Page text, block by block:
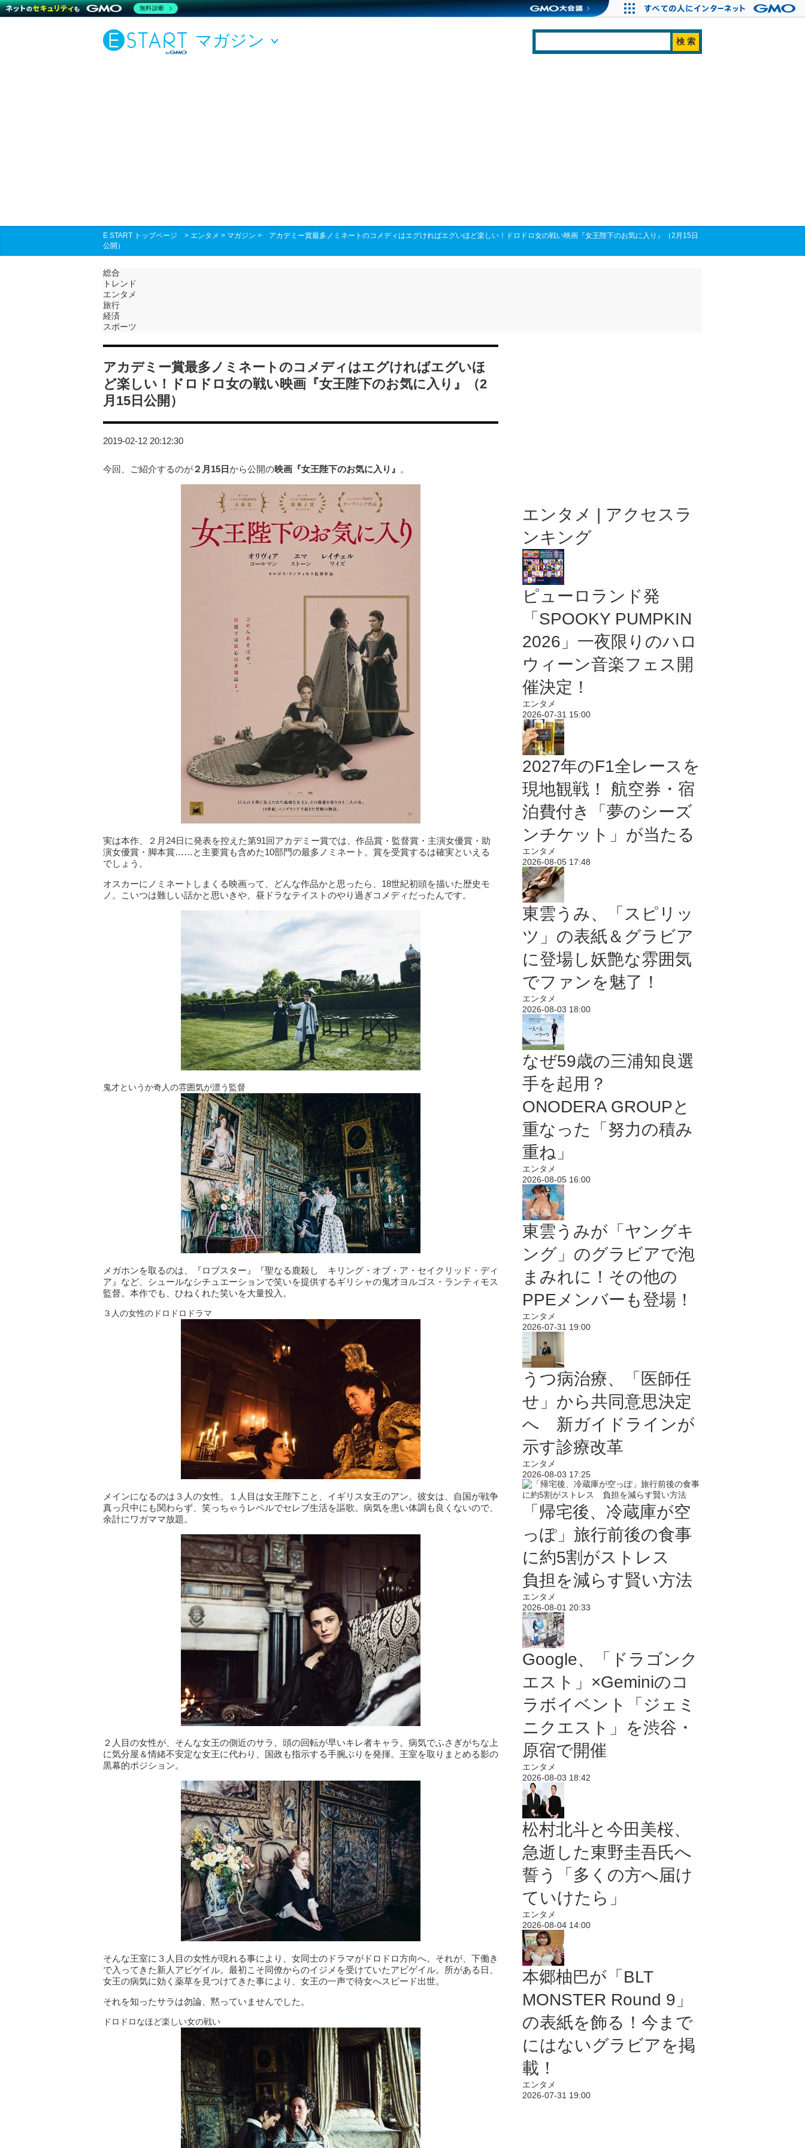
マガジン
E START トップページ > エンタメ > マガジン > アカデミー賞最多ノミネートのコメディはエグければエグいほど楽しい！ドロドロ女の戦い映画『女王陛下のお気に入り』（2月15日
公開）
総合
トレンド
エンタメ
旅行
経済
スポーツ
アカデミー賞最多ノミネートのコメディはエグければエグいほ
ど楽しい！ドロドロ女の戦い映画『女王陛下のお気に入り』（2
月15日公開）
2019-02-12 20:12:30
今回、ご紹介するのが ２月15日から公開の映画『女王陛下のお気に入り』 。
実は本作、２月24日に発表を控えた第91回アカデミー賞では、作品賞・監督賞・主演女優賞・助
演女優賞・脚本賞……と主要賞も含めた10部門の最多ノミネート。賞を受賞するは確実といえる
でしょう。
オスカーにノミネートしまくる映画って、どんな作品かと思ったら、18世紀初頭を描いた歴史モ
ノ。こいつは難しい話かと思いきや、昼ドラなテイストのやり過ぎコメディだったんです。
鬼才というか奇人の雰囲気が漂う監督
メガホンを取るのは、『ロブスター』『聖なる鹿殺し キリング・オブ・ア・セイクリッド・ディ
ア』など、シュールなシチュエーションで笑いを提供するギリシャの鬼才ヨルゴス・ランティモス
監督。本作でも、ひねくれた笑いを大量投入。
３人の女性のドロドロドラマ
メインになるのは３人の女性。１人目は女王陛下こと、イギリス女王のアン。彼女は、自国が戦争
真っ只中にも関わらず、笑っちゃうレベルでセレブ生活を謳歌。病気を患い体調も良くないので、
余計にワガママ放題。
２人目の女性が、そんな女王の側近のサラ。頭の回転が早いキレ者キャラ。病気でふさぎがちな上
に気分屋＆情緒不安定な女王に代わり、国政も指示する手腕ぶりを発揮。王室を取りまとめる影の
黒幕的ポジション。
そんな王室に３人目の女性が現れる事により、女同士のドラマがドロドロ方向へ。それが、下働き
で入ってきた新人アビゲイル。最初こそ同僚からのイジメを受けていたアビゲイル。所がある日、
女王の病気に効く薬草を見つけてきた事により、女王の一声で待女へスピード出世。
それを知ったサラは勿論、黙っていませんでした。
ドロドロなほど楽しい女の戦い
エンタメ | アクセスラ
ンキング
ピューロランド発
「SPOOKY PUMPKIN
2026」一夜限りのハロ
ウィーン音楽フェス開
催決定！
エンタメ
2026-07-31 15:00
2027年のF1全レースを
現地観戦！ 航空券・宿
泊費付き「夢のシーズ
ンチケット」が当たる
エンタメ
2026-08-05 17:48
東雲うみ、「スピリッ
ツ」の表紙＆グラビア
に登場し妖艶な雰囲気
でファンを魅了！
エンタメ
2026-08-03 18:00
なぜ59歳の三浦知良選
手を起用？
ONODERA GROUPと
重なった「努力の積み
重ね」
エンタメ
2026-08-05 16:00
東雲うみが「ヤングキ
ング」のグラビアで泡
まみれに！その他の
PPEメンバーも登場！
エンタメ
2026-07-31 19:00
うつ病治療、「医師任
せ」から共同意思決定
へ 新ガイドラインが
示す診療改革
エンタメ
2026-08-03 17:25
「帰宅後、冷蔵庫が空
っぽ」旅行前後の食事
に約5割がストレス
負担を減らす賢い方法
エンタメ
2026-08-01 20:33
Google、「ドラゴンク
エスト」×Geminiのコ
ラボイベント「ジェミ
ニクエスト」を渋谷・
原宿で開催
エンタメ
2026-08-03 18:42
松村北斗と今田美桜、
急逝した東野圭吾氏へ
誓う「多くの方へ届け
ていけたら」
エンタメ
2026-08-04 14:00
本郷柚巴が「BLT
MONSTER Round 9」
の表紙を飾る！今まで
にはないグラビアを掲
載！
エンタメ
2026-07-31 19:00
無料診断